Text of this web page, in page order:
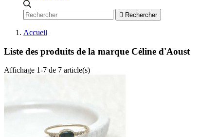
 Rechercher
Accueil
Liste des produits de la marque Céline d'Aoust
Affichage 1-7 de 7 article(s)